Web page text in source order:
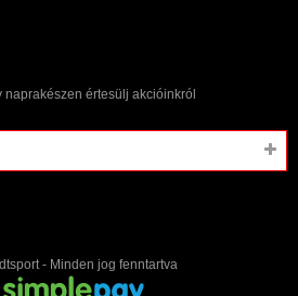
értesülj akcióinkról
- Minden jog fenntartva